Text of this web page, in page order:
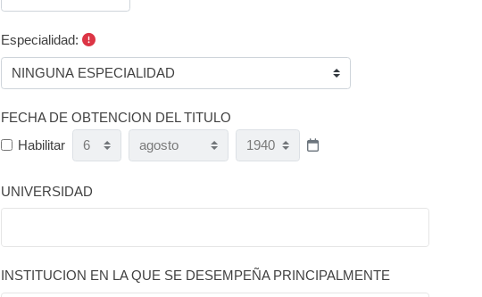
Especialidad:
FECHA DE OBTENCION DEL TITULO
FECHA DE OBTENCION DEL TITULO
Habilitar Día Mes Año
UNIVERSIDAD
INSTITUCION EN LA QUE SE DESEMPEÑA PRINCIPALMENTE